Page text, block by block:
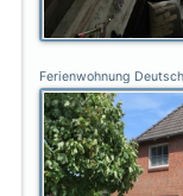
Ferienwohnung